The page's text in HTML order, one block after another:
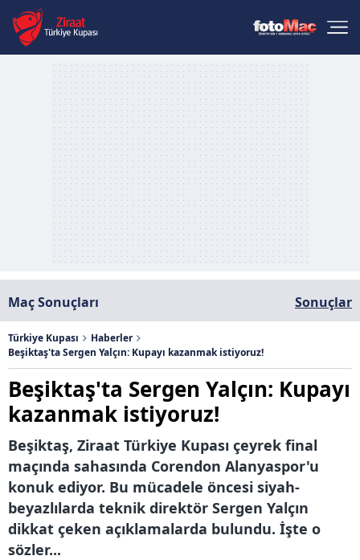
Maç Sonuçları Sonuçlar
Türkiye Kupası
Haberler
Beşiktaş'ta Sergen Yalçın: Kupayı kazanmak istiyoruz!
Beşiktaş'ta Sergen Yalçın: Kupayı
kazanmak istiyoruz!
Beşiktaş, Ziraat Türkiye Kupası çeyrek final
maçında sahasında Corendon Alanyaspor'u
konuk ediyor. Bu mücadele öncesi siyah-
beyazlılarda teknik direktör Sergen Yalçın
dikkat çeken açıklamalarda bulundu. İşte o
sözler...